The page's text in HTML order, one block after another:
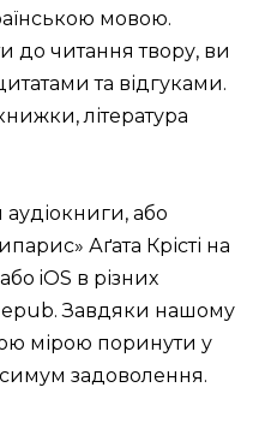
мовою.
до читання твору, ви
та відгуками.
література
або
Аґата Крісті на
iOS в різних
Завдяки нашому
мірою поринути у
задоволення.